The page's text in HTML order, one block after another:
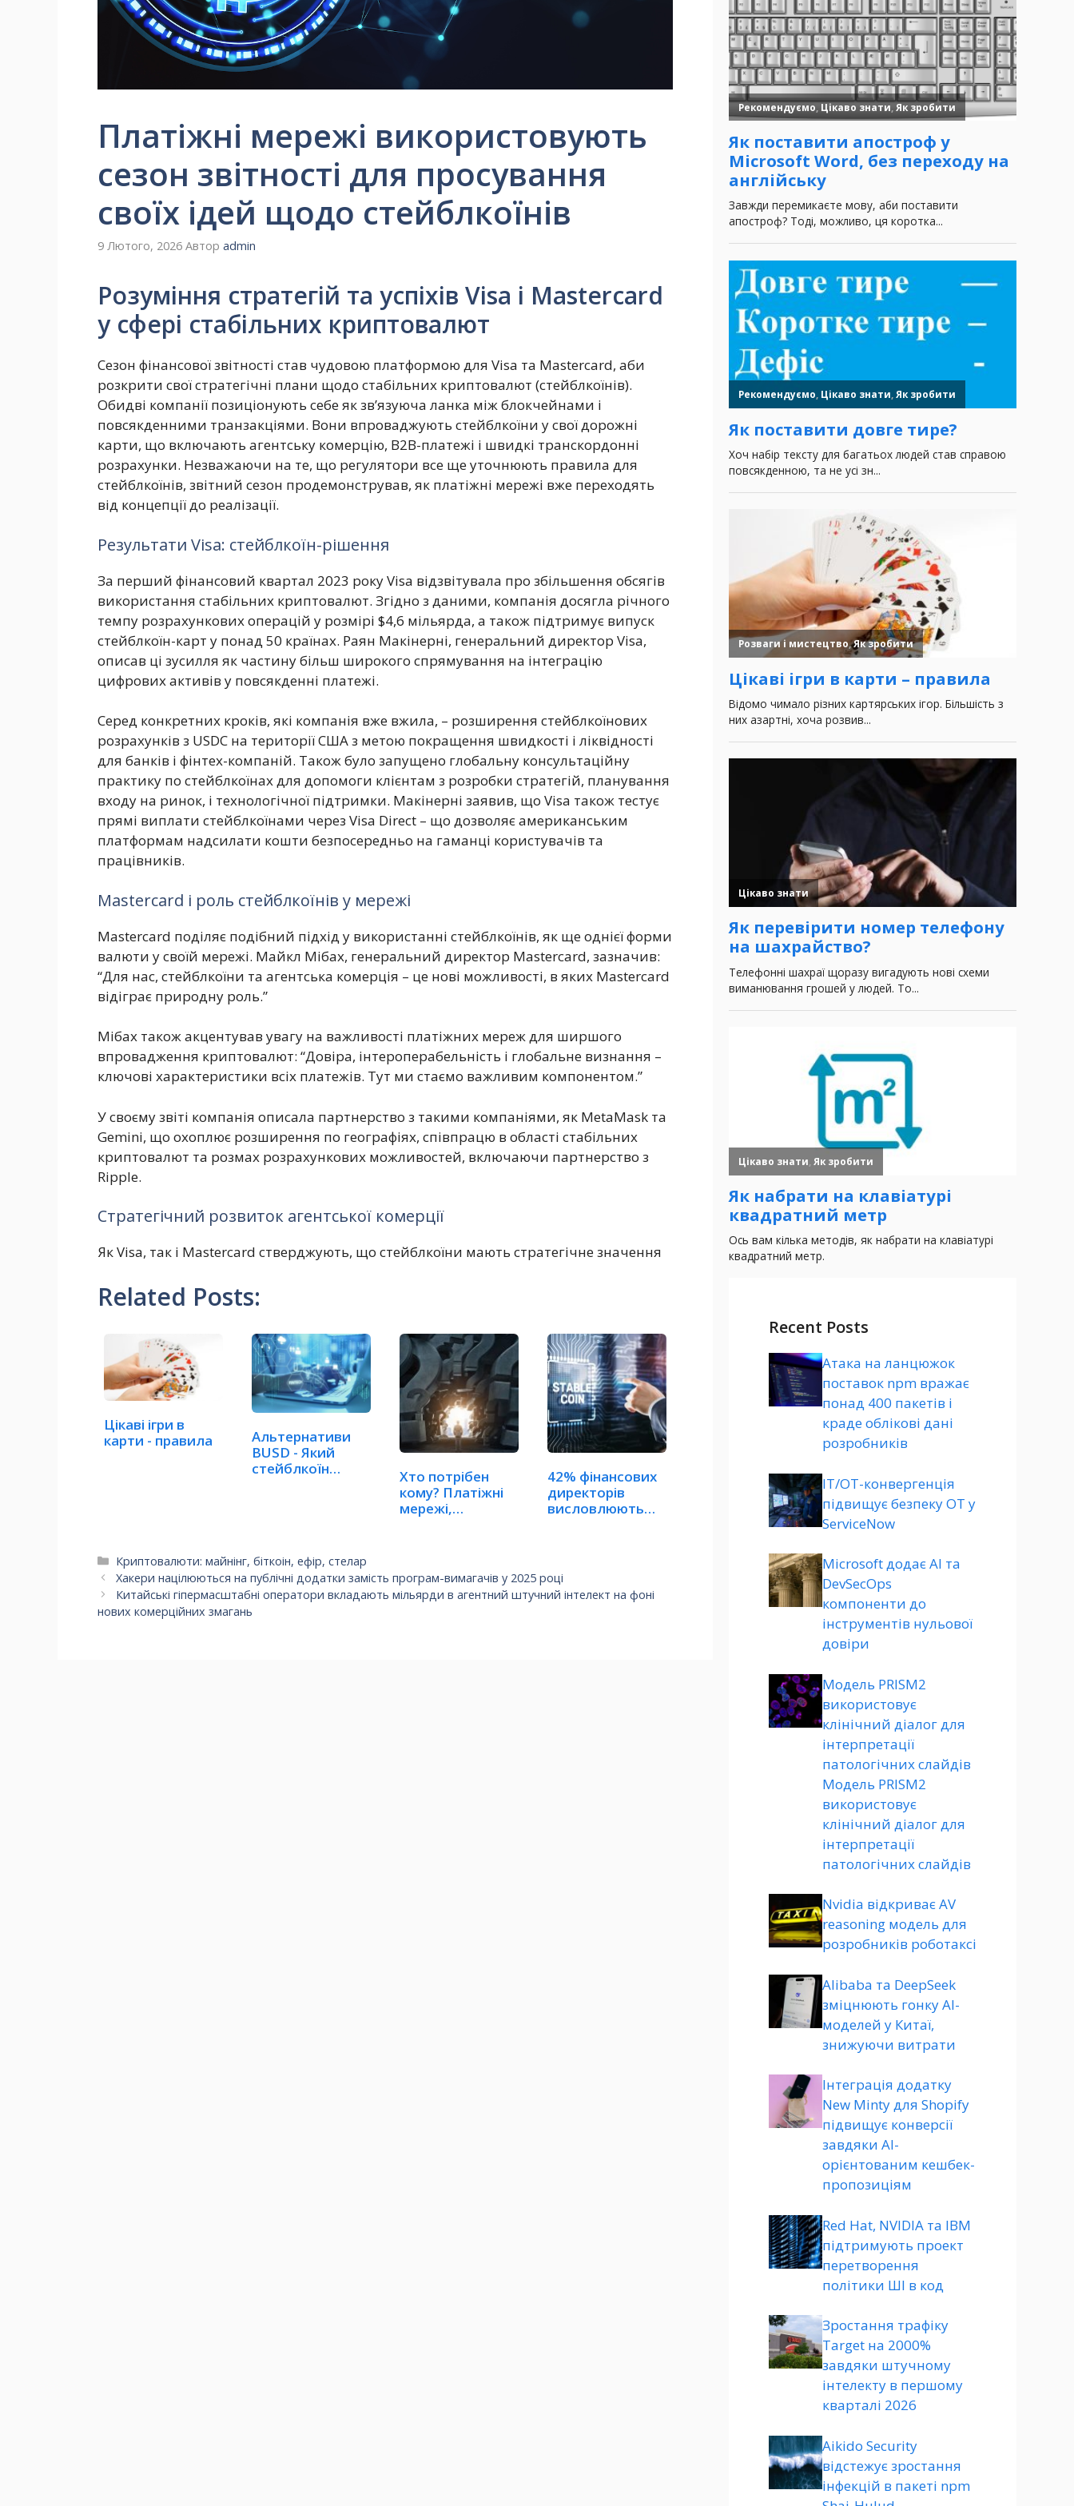
Платіжні мережі використовують
сезон звітності для просування
своїх ідей щодо стейблкоїнів
9 Лютого, 2026 Автор admin
Розуміння стратегій та успіхів Visa і Mastercard
у сфері стабільних криптовалют
Сезон фінансової звітності став чудовою платформою для Visa та Mastercard, аби
розкрити свої стратегічні плани щодо стабільних криптовалют (стейблкоїнів).
Обидві компанії позиціонують себе як зв’язуюча ланка між блокчейнами і
повсякденними транзакціями. Вони впроваджують стейблкоїни у свої дорожні
карти, що включають агентську комерцію, B2B-платежі і швидкі транскордонні
розрахунки. Незважаючи на те, що регулятори все ще уточнюють правила для
стейблкоїнів, звітний сезон продемонстрував, як платіжні мережі вже переходять
від концепції до реалізації.
Результати Visa: стейблкоїн-рішення
За перший фінансовий квартал 2023 року Visa відзвітувала про збільшення обсягів
використання стабільних криптовалют. Згідно з даними, компанія досягла річного
темпу розрахункових операцій у розмірі $4,6 мільярда, а також підтримує випуск
стейблкоїн-карт у понад 50 країнах. Раян Макінерні, генеральний директор Visa,
описав ці зусилля як частину більш широкого спрямування на інтеграцію
цифрових активів у повсякденні платежі.
Серед конкретних кроків, які компанія вже вжила, – розширення стейблкоїнових
розрахунків з USDC на території США з метою покращення швидкості і ліквідності
для банків і фінтех-компаній. Також було запущено глобальну консультаційну
практику по стейблкоїнах для допомоги клієнтам з розробки стратегій, планування
входу на ринок, і технологічної підтримки. Макінерні заявив, що Visa також тестує
прямі виплати стейблкоїнами через Visa Direct – що дозволяє американським
платформам надсилати кошти безпосередньо на гаманці користувачів та
працівників.
Mastercard і роль стейблкоїнів у мережі
Mastercard поділяє подібний підхід у використанні стейблкоїнів, як ще однієї форми
валюти у своїй мережі. Майкл Мібах, генеральний директор Mastercard, зазначив:
“Для нас, стейблкоїни та агентська комерція – це нові можливості, в яких Mastercard
відіграє природну роль.”
Мібах також акцентував увагу на важливості платіжних мереж для ширшого
впровадження криптовалют: “Довіра, інтероперабельність і глобальне визнання –
ключові характеристики всіх платежів. Тут ми стаємо важливим компонентом.”
У своєму звіті компанія описала партнерство з такими компаніями, як MetaMask та
Gemini, що охоплює розширення по географіях, співпрацю в області стабільних
криптовалют та розмах розрахункових можливостей, включаючи партнерство з
Ripple.
Стратегічний розвиток агентської комерції
Як Visa, так і Mastercard стверджують, що стейблкоїни мають стратегічне значення
Related Posts:
Цікаві ігри в
карти - правила
Альтернативи
BUSD - Який
стейблкоїн
Хто потрібен
кому? Платіжні
мережі,
42% фінансових
директорів
висловлюють
Категорії
Криптовалюти: майнінг, біткоін, ефір, стелар
Хакери націлюються на публічні додатки замість програм-вимагачів у 2025 році
Китайські гіпермасштабні оператори вкладають мільярди в агентний штучний інтелект на фоні
нових комерційних змагань
Recent Posts
Атака на ланцюжок
поставок npm вражає
понад 400 пакетів і
краде облікові дані
розробників
ІТ/ОТ-конвергенція
підвищує безпеку ОТ у
ServiceNow
Microsoft додає AI та
DevSecOps
компоненти до
інструментів нульової
довіри
Модель PRISM2
використовує
клінічний діалог для
інтерпретації
патологічних слайдів
Модель PRISM2
використовує
клінічний діалог для
інтерпретації
патологічних слайдів
Nvidia відкриває AV
reasoning модель для
розробників роботаксі
Alibaba та DeepSeek
зміцнюють гонку AI-
моделей у Китаї,
знижуючи витрати
Інтеграція додатку
New Minty для Shopify
підвищує конверсії
завдяки AI-
орієнтованим кешбек-
пропозиціям
Red Hat, NVIDIA та IBM
підтримують проект
перетворення
політики ШІ в код
Зростання трафіку
Target на 2000%
завдяки штучному
інтелекту в першому
кварталі 2026
Aikido Security
відстежує зростання
інфекцій в пакеті npm